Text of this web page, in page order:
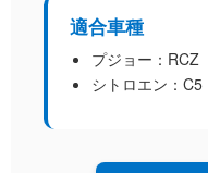
適合車種
プジョー：RCZ
シトロエン：C5